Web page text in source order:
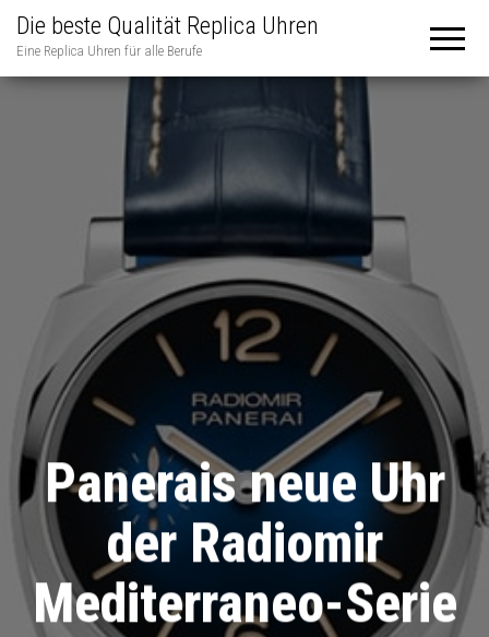
Die beste Qualität Replica Uhren
Eine Replica Uhren für alle Berufe
Panerais neue Uhr
der Radiomir
Mediterraneo-Serie